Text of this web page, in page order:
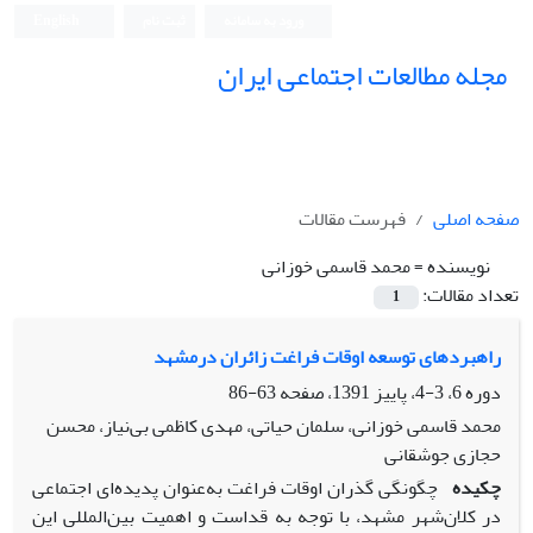
مجله مطالعات اجتماعی ایران
صفحه اصلی
فهرست مقالات
نویسنده =محمد قاسمی خوزانی
تعداد مقالات:
1
راهبردهای توسعه اوقات فراغت زائران درمشهد
دوره 6، 3-4، پاییز 1391، صفحه
63-86
محمد قاسمی خوزانی، سلمان حیاتی، مهدی کاظمی بی‌نیاز، محسن
حجازی جوشقانی
چکیده چگونگی گذران اوقات فراغت به‌عنوان پدیده‌ای اجتماعی
در کلان‌شهر مشهد، با توجه به قداست و اهمیت بین‌المللی این